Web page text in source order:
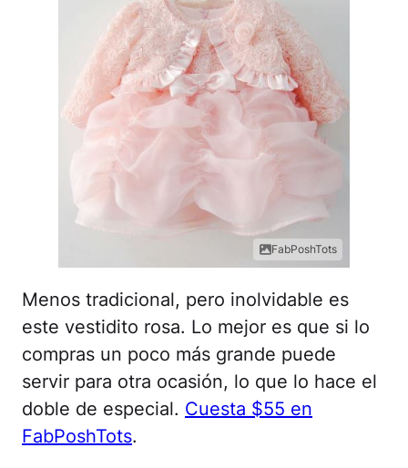
FabPoshTots
Menos tradicional, pero inolvidable es
este vestidito rosa. Lo mejor es que si lo
compras un poco más grande puede
servir para otra ocasión, lo que lo hace el
doble de especial. Cuesta $55 en
FabPoshTots.